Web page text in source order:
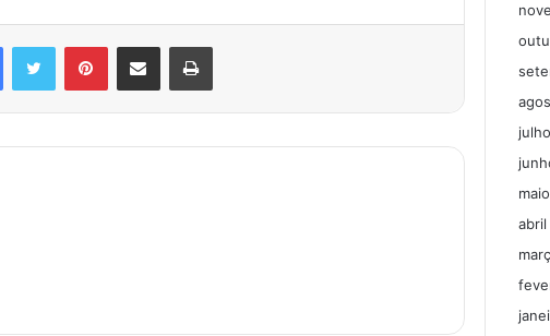
Facebook Twitter Pinterest Compartilhar via e-mail Imprimir